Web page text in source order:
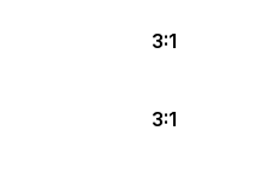
3:1
3:1